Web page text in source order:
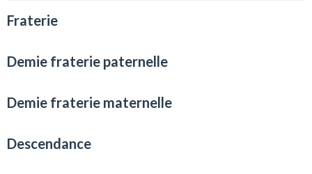
Fraterie
Demie fraterie paternelle
Demie fraterie maternelle
Descendance